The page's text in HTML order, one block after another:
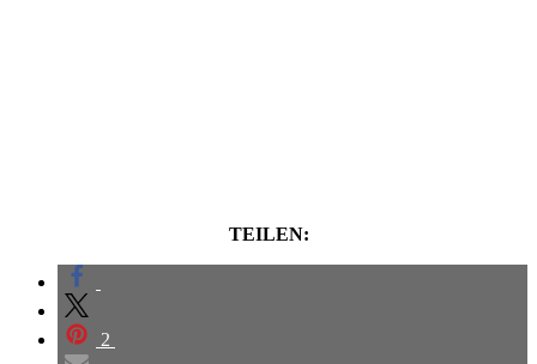
TEILEN:
2